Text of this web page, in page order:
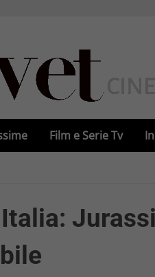
Film e Serie Tv